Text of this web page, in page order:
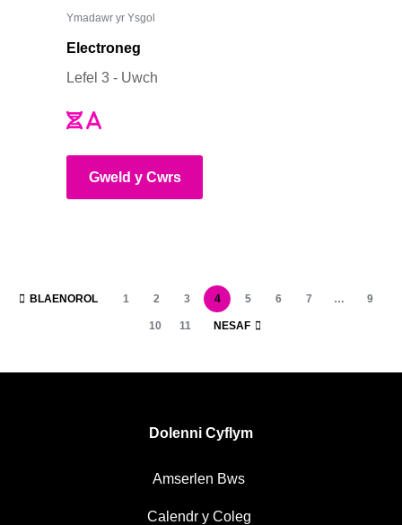
Ymadawr yr Ysgol
Electroneg
Lefel 3 - Uwch
Gweld y Cwrs
BLAENOROL 1 2 3 4 5 6 7 … 9
10 11 NESAF
Dolenni Cyflym
Amserlen Bws
Calendr y Coleg